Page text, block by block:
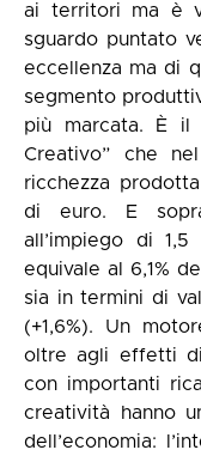
ai territori ma è
sguardo puntato
eccellenza ma di
segmento
più marcata. È il
Creativo” che
ricchezza
di euro. E
all’impiego di
equivale al 6,1%
sia in termini di
(+1,6%). Un
oltre agli effetti
con importanti
creatività hanno
dell’economia: